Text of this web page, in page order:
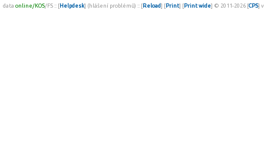
data online/KOS/FS :: [Helpdesk] (hlášení problémů) :: [Reload] [Print] [Print wide] © 2011-2026 [CPS]